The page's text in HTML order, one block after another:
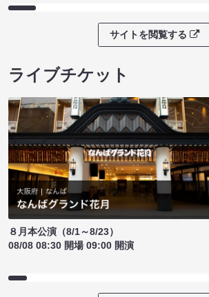
サイトを閲覧する
ライブチケット
８月本公演（8/1～8/23）
08/08 08:30 開場 09:00 開演